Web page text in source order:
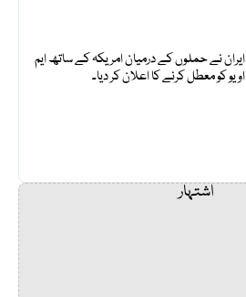
ایران نے حملوں کے درمیان امریکہ کے ساتھ ایم
او یو کو معطل کرنے کا اعلان کر دیا۔
اشتہار